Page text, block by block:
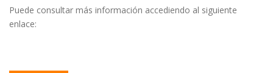
Puede consultar más información accediendo al siguiente
enlace: